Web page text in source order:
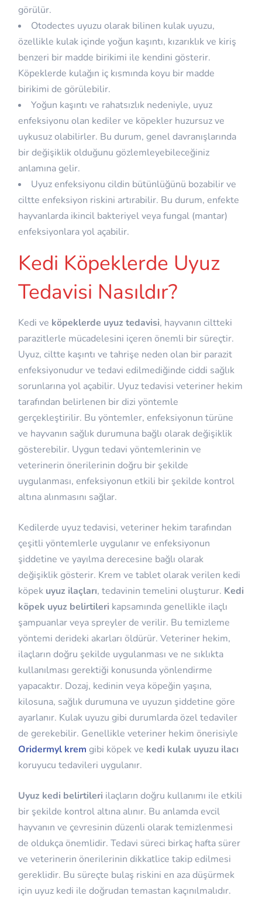
görülür.
Otodectes uyuzu olarak bilinen kulak uyuzu,
özellikle kulak içinde yoğun kaşıntı, kızarıklık ve kiriş
benzeri bir madde birikimi ile kendini gösterir.
Köpeklerde kulağın iç kısmında koyu bir madde
birikimi de görülebilir.
Yoğun kaşıntı ve rahatsızlık nedeniyle, uyuz
enfeksiyonu olan kediler ve köpekler huzursuz ve
uykusuz olabilirler. Bu durum, genel davranışlarında
bir değişiklik olduğunu gözlemleyebileceğiniz
anlamına gelir.
Uyuz enfeksiyonu cildin bütünlüğünü bozabilir ve
ciltte enfeksiyon riskini artırabilir. Bu durum, enfekte
hayvanlarda ikincil bakteriyel veya fungal (mantar)
enfeksiyonlara yol açabilir.
Kedi Köpeklerde Uyuz
Tedavisi Nasıldır?
Kedi ve köpeklerde uyuz tedavisi, hayvanın ciltteki
parazitlerle mücadelesini içeren önemli bir süreçtir.
Uyuz, ciltte kaşıntı ve tahrişe neden olan bir parazit
enfeksiyonudur ve tedavi edilmediğinde ciddi sağlık
sorunlarına yol açabilir. Uyuz tedavisi veteriner hekim
tarafından belirlenen bir dizi yöntemle
gerçekleştirilir. Bu yöntemler, enfeksiyonun türüne
ve hayvanın sağlık durumuna bağlı olarak değişiklik
gösterebilir. Uygun tedavi yöntemlerinin ve
veterinerin önerilerinin doğru bir şekilde
uygulanması, enfeksiyonun etkili bir şekilde kontrol
altına alınmasını sağlar.
Kedilerde uyuz tedavisi, veteriner hekim tarafından
çeşitli yöntemlerle uygulanır ve enfeksiyonun
şiddetine ve yayılma derecesine bağlı olarak
değişiklik gösterir. Krem ve tablet olarak verilen kedi
köpek uyuz ilaçları, tedavinin temelini oluşturur. Kedi
köpek uyuz belirtileri kapsamında genellikle ilaçlı
şampuanlar veya spreyler de verilir. Bu temizleme
yöntemi derideki akarları öldürür. Veteriner hekim,
ilaçların doğru şekilde uygulanması ve ne sıklıkta
kullanılması gerektiği konusunda yönlendirme
yapacaktır. Dozaj, kedinin veya köpeğin yaşına,
kilosuna, sağlık durumuna ve uyuzun şiddetine göre
ayarlanır. Kulak uyuzu gibi durumlarda özel tedaviler
de gerekebilir. Genellikle veteriner hekim önerisiyle
Oridermyl krem gibi köpek ve kedi kulak uyuzu ilacı
koruyucu tedavileri uygulanır.
Uyuz kedi belirtileri ilaçların doğru kullanımı ile etkili
bir şekilde kontrol altına alınır. Bu anlamda evcil
hayvanın ve çevresinin düzenli olarak temizlenmesi
de oldukça önemlidir. Tedavi süreci birkaç hafta sürer
ve veterinerin önerilerinin dikkatlice takip edilmesi
gereklidir. Bu süreçte bulaş riskini en aza düşürmek
için uyuz kedi ile doğrudan temastan kaçınılmalıdır.